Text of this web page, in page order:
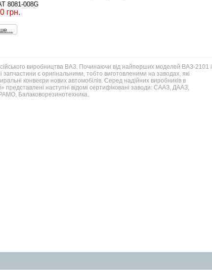
8081-008G
грн.
виробництва ВАЗ. Починаючи від найперших моделей ВАЗ-2101 і
є оригінальними, тобто виготовленими на заводах, які
конвеєри нових автомобілів. Серед надійних виробників в
представлені наступні відомі сертифіковані заводи: СААЗ, ДААЗ,
Балаковорезинотехника.